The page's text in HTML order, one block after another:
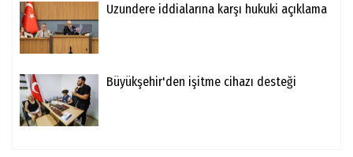
Uzundere iddialarına karşı hukuki açıklama
Büyükşehir'den işitme cihazı desteği